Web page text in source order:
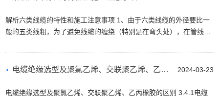
解析六类线缆的特性和施工注意事项 1、由于六类线缆的外径要比一
般的五类线粗，为了避免线缆的缠绕（特别是在弯头处），在管线敷
2024-03-23
电缆绝缘选型及聚氯乙烯、交联聚乙烯、乙丙橡胶的区别
电缆绝缘选型及聚氯乙烯、交联聚乙烯、乙丙橡胶的区别 3.4.1电缆